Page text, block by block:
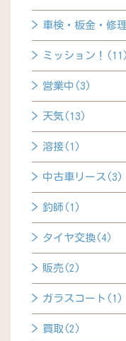
車検・板金・修
ミッション！(11)
営業中(3)
天気(13)
溶接(1)
中古車リース(3)
釣師(1)
タイヤ交換(4)
販売(2)
ガラスコート(1)
買取(2)